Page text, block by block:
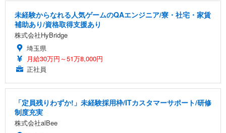
未経験からなれる人気ゲームのQAエンジニア/寮・社宅・家賃
補助あり/資格取得支援あり
株式会社HyBridge
埼玉県
月給30万円～51万8,000円
正社員
「定員残りわずか!」未経験採用枠/ITカスタマーサポート/研修
制度充実
株式会社alBee